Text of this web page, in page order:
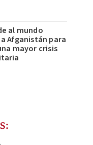
al mundo
Afganistán para
mayor crisis